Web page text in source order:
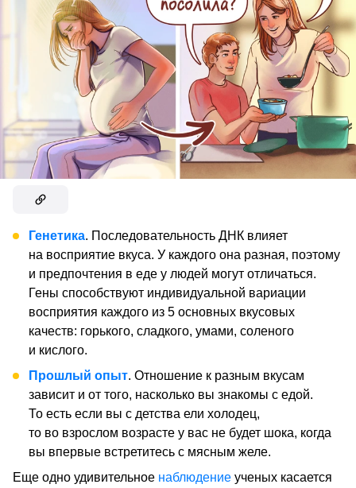
Генетика. Последовательность ДНК влияет
на восприятие вкуса. У каждого она разная, поэтому
и предпочтения в еде у людей могут отличаться.
Гены способствуют индивидуальной вариации
восприятия каждого из 5 основных вкусовых
качеств: горького, сладкого, умами, соленого
и кислого.
Прошлый опыт. Отношение к разным вкусам
зависит и от того, насколько вы знакомы с едой.
То есть если вы с детства ели холодец,
то во взрослом возрасте у вас не будет шока, когда
вы впервые встретитесь с мясным желе.
Еще одно удивительное наблюдение ученых касается